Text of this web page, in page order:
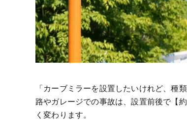
「カーブミラーを設置したいけれど、
路やガレージでの事故は、設置前後で【
く変わります。